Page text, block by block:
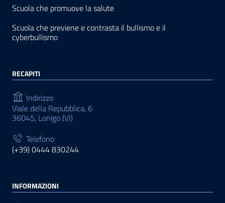
Scuola che promuove la salute
Scuola che previene e contrasta il bullismo e il
cyberbullismo
RECAPITI
Indirizzo
Viale della Repubblica, 6
36045, Lonigo (VI)
Telefono
(+39) 0444 830244
INFORMAZIONI